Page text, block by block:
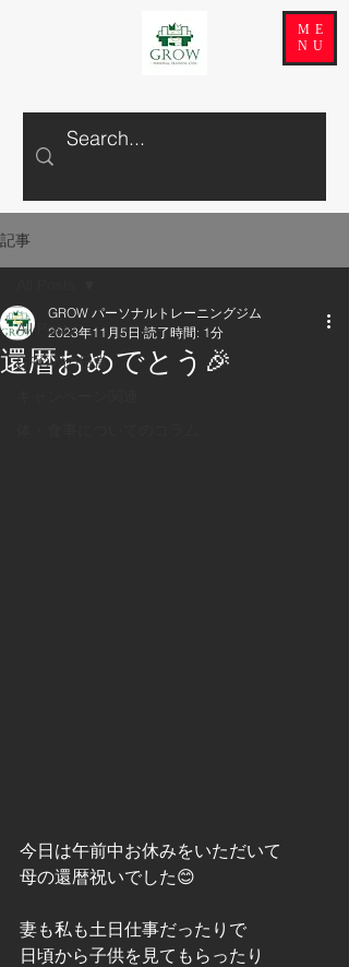
ME
NU
記事
All Posts
GROWの日常
還暦おめでとう🎉
GROW パーソナルトレーニングジム
2023年11月5日 読了時間: 1分
今日は午前中お休みをいただいて
母の還暦祝いでした😊
妻も私も土日仕事だったりで
日頃から子供を見てもらったり